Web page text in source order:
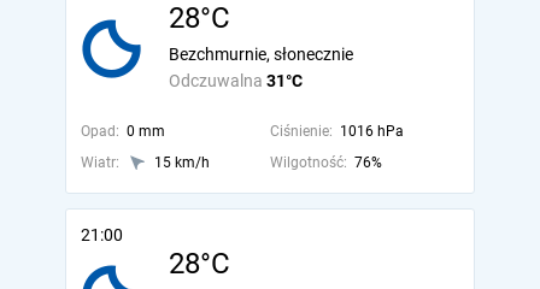
28°C
Odczuwalna 31°C
Bezchmurnie, słonecznie
Opad: 0 mm Ciśnienie: 1016 hPa
Wiatr:
15 km/h Wilgotność: 76%
21:00
28°C